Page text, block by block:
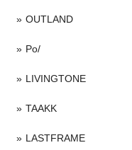
OUTLAND
Po/
LIVINGTONE
TAAKK
LASTFRAME